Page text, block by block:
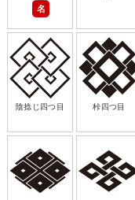
名
陰捻じ四つ目 桛四つ目